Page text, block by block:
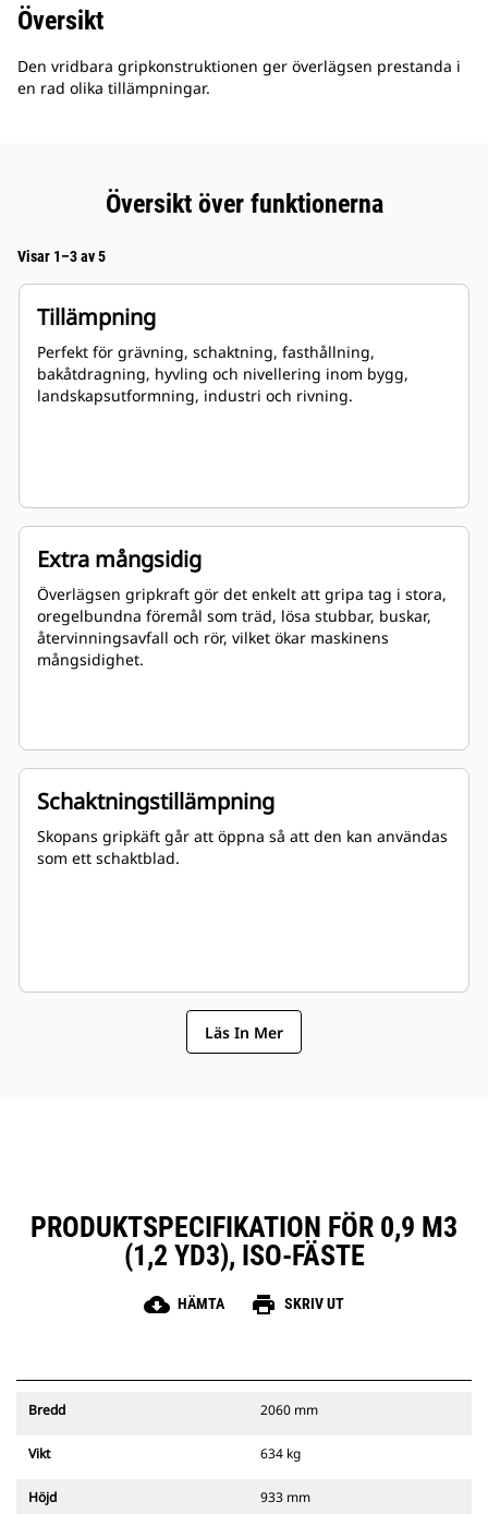
Översikt
Den vridbara gripkonstruktionen ger överlägsen prestanda i
en rad olika tillämpningar.
Översikt över funktionerna
Visar 1–3 av 5
Tillämpning
Perfekt för grävning, schaktning, fasthållning,
bakåtdragning, hyvling och nivellering inom bygg,
landskapsutformning, industri och rivning.
Extra mångsidig
Överlägsen gripkraft gör det enkelt att gripa tag i stora,
oregelbundna föremål som träd, lösa stubbar, buskar,
återvinningsavfall och rör, vilket ökar maskinens
mångsidighet.
Schaktningstillämpning
Skopans gripkäft går att öppna så att den kan användas
som ett schaktblad.
Läs In Mer
PRODUKTSPECIFIKATION FÖR 0,9 M3
(1,2 YD3), ISO-FÄSTE
cloud_download HÄMTA print SKRIV UT
Bredd 2060 mm
Vikt 634 kg
Höjd 933 mm